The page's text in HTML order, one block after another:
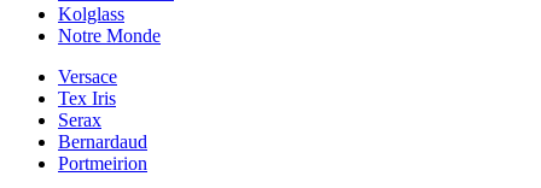
Kolglass
Notre Monde
Versace
Tex Iris
Serax
Bernardaud
Portmeirion